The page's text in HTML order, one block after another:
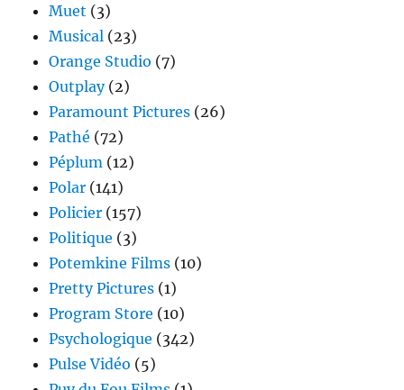
Muet (3)
Musical (23)
Orange Studio (7)
Outplay(2)
Paramount Pictures (26)
Pathé (72)
Péplum (12)
Polar (141)
Policier (157)
Politique (3)
Potemkine Films (10)
Pretty Pictures (1)
Program Store (10)
Psychologique (342)
Pulse Vidéo (5)